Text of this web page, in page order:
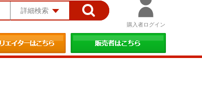
詳細検索
購入者ログイン